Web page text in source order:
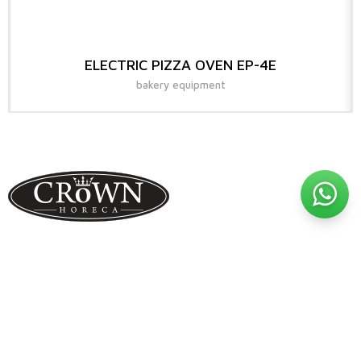
ELECTRIC PIZZA OVEN EP-4E
bakery equipment